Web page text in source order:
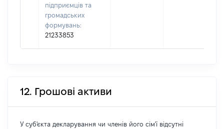
підприємців та
громадських
формувань:
21233853
12. Грошові активи
У суб'єкта декларування чи членів його сім'ї відсутні